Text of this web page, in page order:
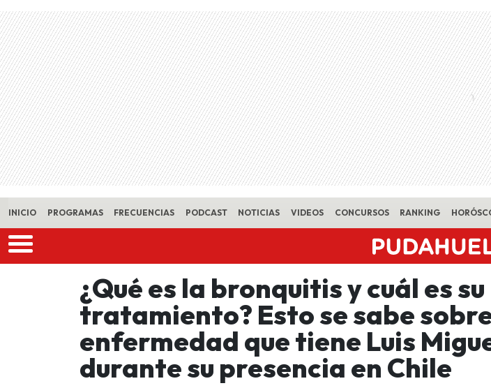
Skip to main content
INICIO PROGRAMAS FRECUENCIAS PODCAST NOTICIAS VIDEOS CONCURSOS RANKING
¿Qué es la bronquitis y cuál es su
tratamiento? Esto se sabe
enfermedad que tiene Luis
durante su presencia en Chile